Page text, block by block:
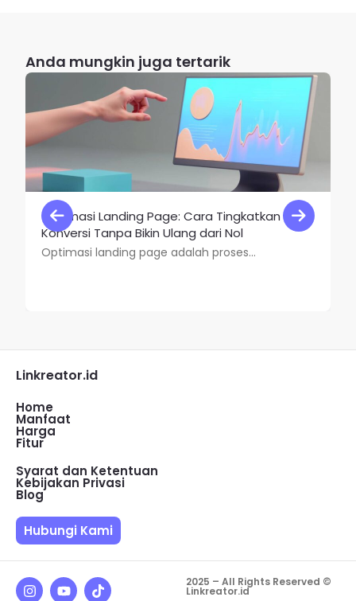
Anda mungkin juga tertarik
Optimasi Landing Page: Cara Tingkatkan
Konversi Tanpa Bikin Ulang dari Nol
Optimasi landing page adalah proses...
Linkreator.id
Home
Manfaat
Harga
Fitur
Syarat dan Ketentuan
Kebijakan Privasi
Blog
Hubungi Kami
2025 – All Rights Reserved ©
Linkreator.id